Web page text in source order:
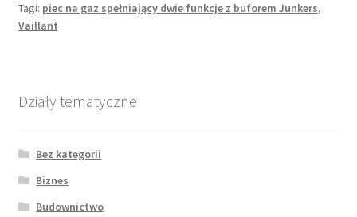
Tagi: piec na gaz spełniający dwie funkcje z buforem Junkers,
Vaillant
Działy tematyczne
Bez kategorii
Biznes
Budownictwo